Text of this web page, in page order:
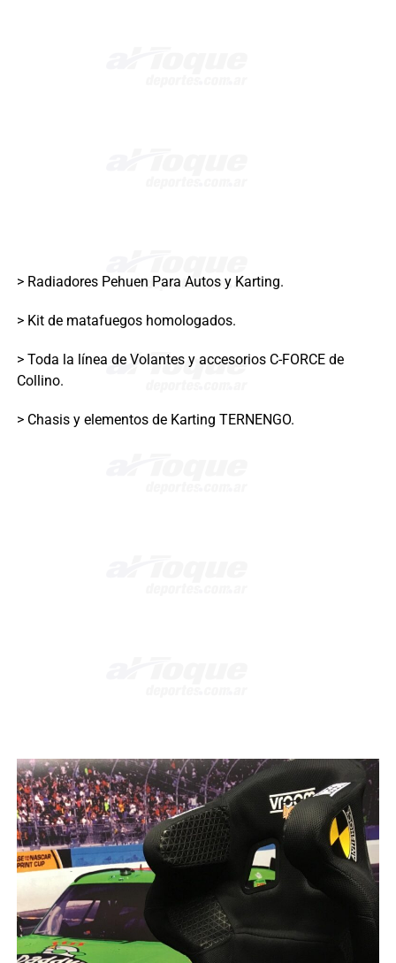
> Radiadores Pehuen Para Autos y Karting.
> Kit de matafuegos homologados.
> Toda la línea de Volantes y accesorios C-FORCE de
Collino.
> Chasis y elementos de Karting TERNENGO.